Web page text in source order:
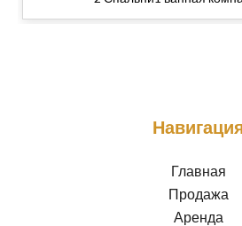
Главная
Продажа
Аренда